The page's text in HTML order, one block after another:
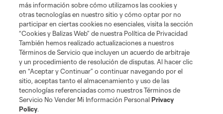
Terminos de servicio
Politica de privacidad
Do Not Sell or Share My Personal Information
Cookies Settings
©2026 MLS. The Major League Soccer and MLS name and shield are
registered trademarks of Major League Soccer, L.L.C. (“MLS”). The names
and logos of MLS teams are registered and/or common law trademarks of
MLS or are used with the permission of their owners. Any unauthorized use
is forbidden.
más información sobre cómo utilizamos las cookies y
otras tecnologías en nuestro sitio y cómo optar por no
participar en ciertas cookies no esenciales, visita la sección
“Cookies y Balizas Web” de nuestra Política de Privacidad
También hemos realizado actualizaciones a nuestros
Términos de Servicio que incluyen un acuerdo de arbitraje
y un procedimiento de resolución de disputas. Al hacer clic
en “Aceptar y Continuar” o continuar navegando por el
sitio, aceptas tanto el almacenamiento y uso de las
tecnologías referenciadas como nuestros Términos de
Servicio No Vender Mi Información PersonalPrivacy
Policy.